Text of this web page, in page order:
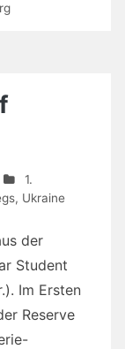
1.
, Ukraine
der
Student
Im Ersten
Reserve